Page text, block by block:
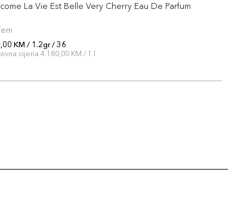
La Vie Est Belle Very Cherry Eau De Parfum
KM / 1.2gr / 36
cijena 4.180,00 KM / 1 l